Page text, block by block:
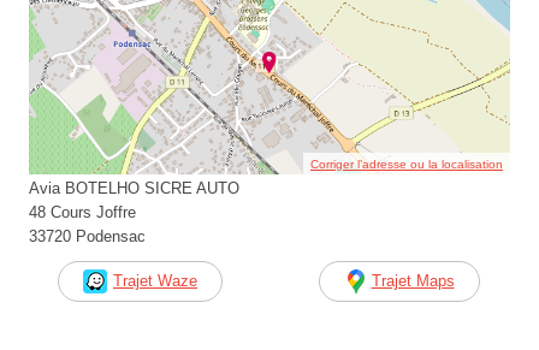
Corriger l’adresse ou la localisation
Avia BOTELHO SICRE AUTO
48 Cours Joffre
33720 Podensac
Trajet Waze Trajet Maps